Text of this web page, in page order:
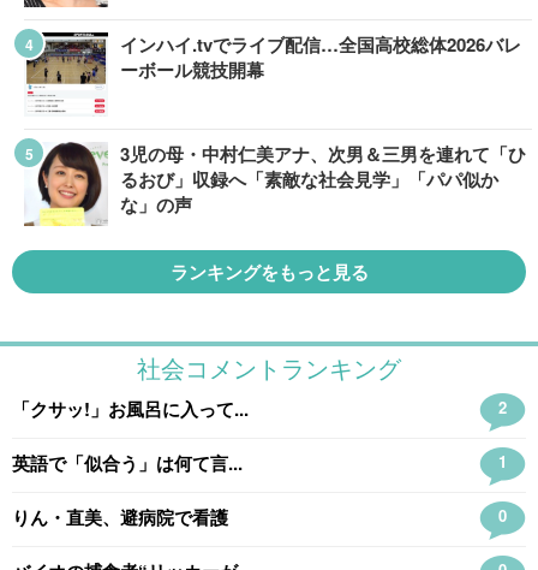
インハイ.tvでライブ配信…全国高校総体2026バレ
ーボール競技開幕
3児の母・中村仁美アナ、次男＆三男を連れて「ひ
るおび」収録へ「素敵な社会見学」「パパ似か
な」の声
ランキングをもっと見る